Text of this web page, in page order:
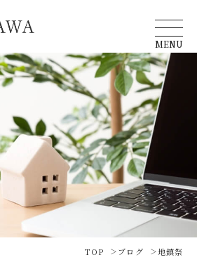
MENU
TOP ブログ 地鎮祭